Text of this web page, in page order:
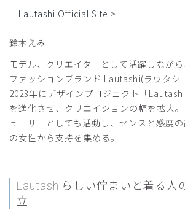
Lautashi Official Site >
鈴木えみ
モデル、クリエイターとして活躍しなが
ファッションブランド Lautashi(ラウタシ
2023年にデザインプロジェクト「
を進化させ、クリエイションの幅を拡大
ューサーとしても活動し、センスと感度
の女性から支持を集める。
Lautashiらしい佇まいと着る人
立